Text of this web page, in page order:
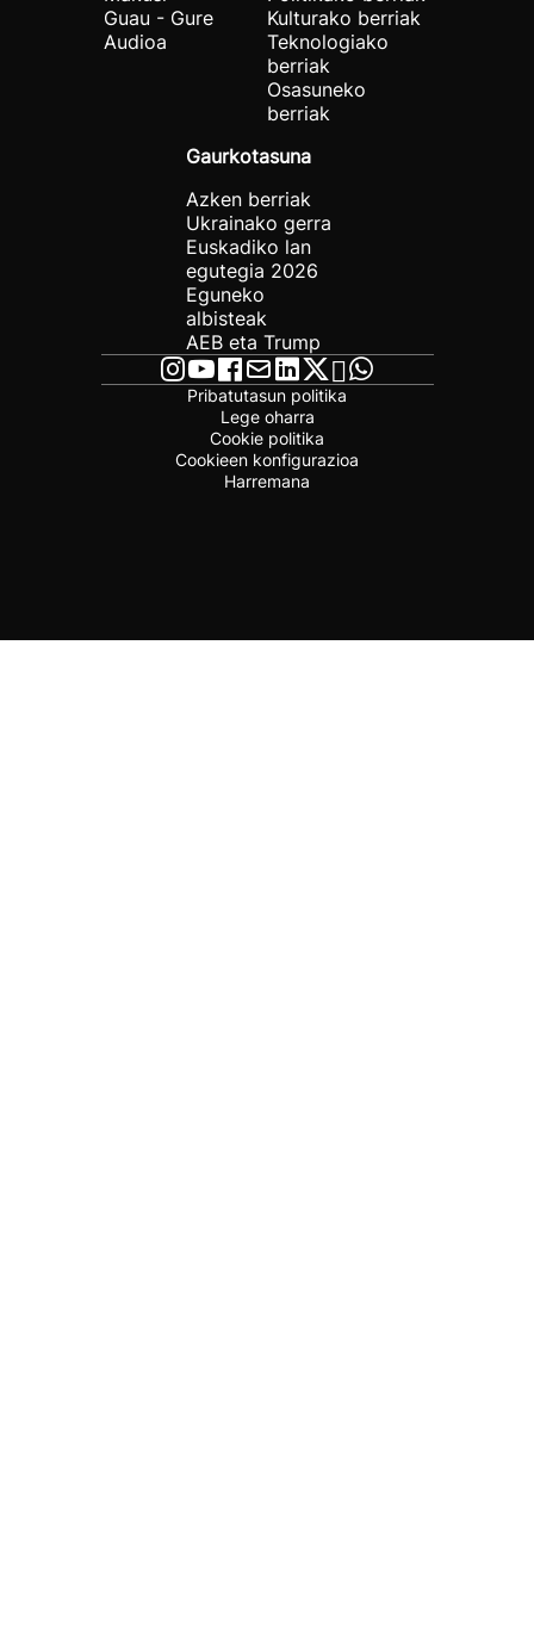
Guau - Gure
Audioa
Kulturako berriak
Teknologiako
berriak
Osasuneko
berriak
Gaurkotasuna
Azken berriak
Ukrainako gerra
Euskadiko lan
egutegia 2026
Eguneko
albisteak
AEB eta Trump
Pribatutasun politika
Lege oharra
Cookie politika
Cookieen konfigurazioa
Harremana